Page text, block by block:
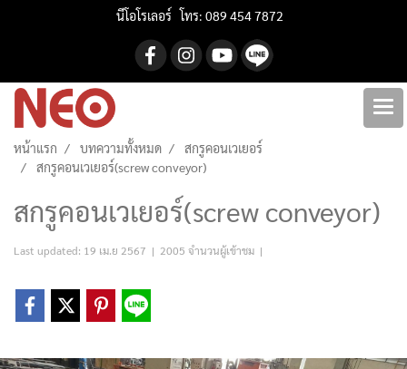
นีโอโรเลอร์ โทร: 089 454 7872
หน้าแรก บทความทั้งหมด
สกรูคอนเวเยอร์
สกรูคอนเวเยอร์(screw conveyor)
สกรูคอนเวเยอร์(screw conveyor)
Last updated: 19 เม.ย 2567 | 2005 จำนวนผู้เข้าชม |